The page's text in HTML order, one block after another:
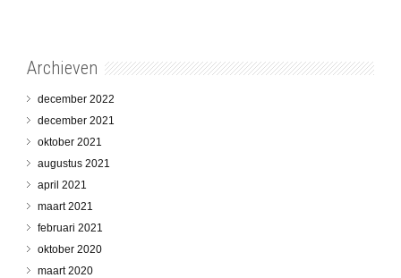
Archieven
december 2022
december 2021
oktober 2021
augustus 2021
april 2021
maart 2021
februari 2021
oktober 2020
maart 2020